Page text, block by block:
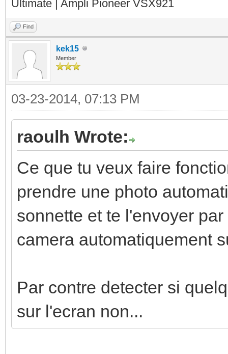
Ultimate | Ampli Pioneer VSX921
Find
kek15
Member
03-23-2014, 07:13 PM
raoulh Wrote:
Ce que tu veux faire
prendre une photo
sonnette et te l'envoyer
camera automatiquement
Par contre detecter si
sur l'ecran non...